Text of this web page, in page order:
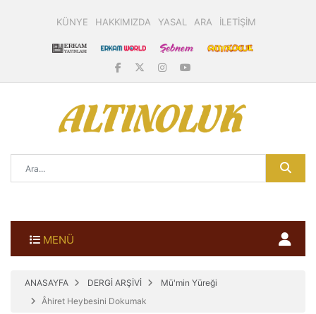
KÜNYE HAKKIMIZDA YASAL ARA İLETİŞİM
MENÜ
ANASAYFA DERGİ ARŞİVİ
Mü'min Yüreği
Âhiret Heybesini Dokumak